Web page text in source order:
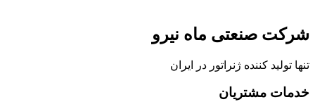
شرکت صنعتی ماه نیرو
تنها تولید کننده ژنراتور در ایران
خدمات مشتریان